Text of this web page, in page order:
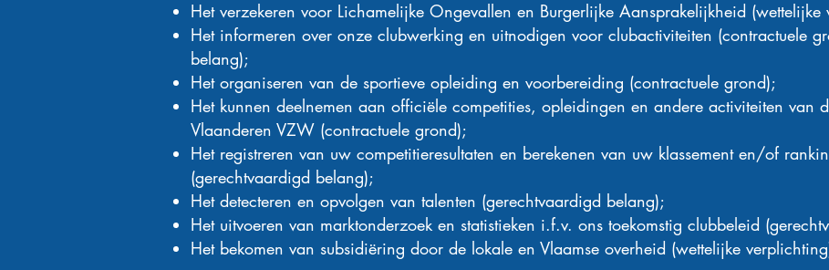
Het verzekeren voor Lichamelijke Ongevallen en Burgerlijke Aansprakelijkheid (wettelijke
Het informeren over onze clubwerking en uitnodigen voor clubactiviteiten (contractuele
belang);
Het organiseren van de sportieve opleiding en voorbereiding (contractuele grond);
Het kunnen deelnemen aan officiële competities, opleidingen en andere activiteiten van
Vlaanderen VZW (contractuele grond);
Het registreren van uw competitieresultaten en berekenen van uw klassement en/of
(gerechtvaardigd belang);
Het detecteren en opvolgen van talenten (gerechtvaardigd belang);
Het uitvoeren van marktonderzoek en statistieken i.f.v. ons toekomstig clubbeleid
Het bekomen van subsidiëring door de lokale en Vlaamse overheid (wettelijke